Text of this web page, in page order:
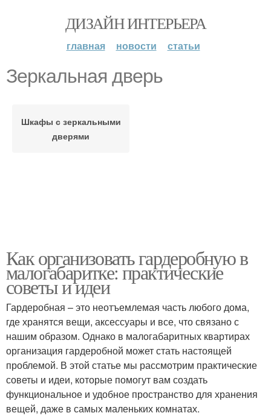
ДИЗАЙН ИНТЕРЬЕРА
главная новости статьи
Зеркальная дверь
Шкафы с зеркальными
дверями
Как организовать гардеробную в
малогабаритке: практические
советы и идеи
Гардеробная – это неотъемлемая часть любого дома,
где хранятся вещи, аксессуары и все, что связано с
нашим образом. Однако в малогабаритных квартирах
организация гардеробной может стать настоящей
проблемой. В этой статье мы рассмотрим практические
советы и идеи, которые помогут вам создать
функциональное и удобное пространство для хранения
вещей, даже в самых маленьких комнатах.